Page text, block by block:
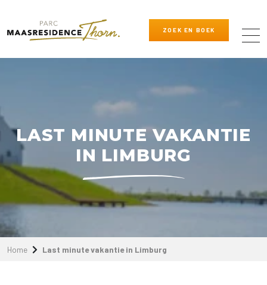
ZOEK EN BOEK
LAST MINUTE VAKANTIE
IN LIMBURG
Home Last minute vakantie in Limburg